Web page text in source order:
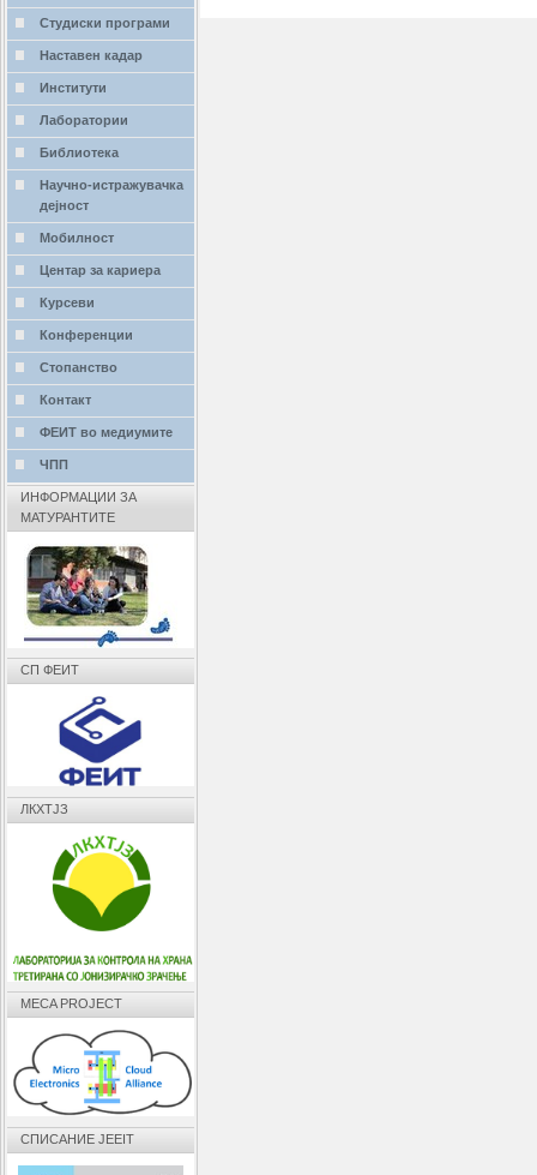
Студиски програми
Наставен кадар
Институти
Лаборатории
Библиотека
Научно-истражувачка
дејност
Мобилност
Центар за кариера
Курсеви
Конференции
Стопанство
Контакт
ФЕИТ во медиумите
ЧПП
ИНФОРМАЦИИ ЗА
МАТУРАНТИТЕ
СП ФЕИТ
ЛКХТЈЗ
MECA PROJECT
СПИСАНИЕ JEEIT